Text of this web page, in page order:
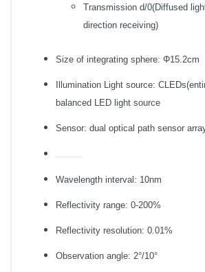
Transmission d/0(Diffused
direction receiving)
Size of integrating sphere: Φ15.2cm
Illumination Light source:
balanced LED light source
Sensor: dual optical path sensor
Wavelength interval: 10nm
Reflectivity range: 0-200%
Reflectivity resolution: 0.01%
Observation angle: 2°/10°